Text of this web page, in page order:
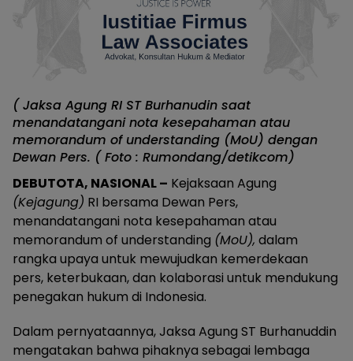
( Jaksa Agung RI ST Burhanudin saat
menandatangani nota kesepahaman atau
memorandum of understanding (MoU) dengan
Dewan Pers. ( Foto : Rumondang/detikcom)
DEBUTOTA, NASIONAL – Kejaksaan Agung
(Kejagung) RI bersama Dewan Pers,
menandatangani nota kesepahaman atau
memorandum of understanding (MoU), dalam
rangka upaya untuk mewujudkan kemerdekaan
pers, keterbukaan, dan kolaborasi untuk mendukung
penegakan hukum di Indonesia.
Dalam pernyataannya, Jaksa Agung ST Burhanuddin
mengatakan bahwa pihaknya sebagai lembaga